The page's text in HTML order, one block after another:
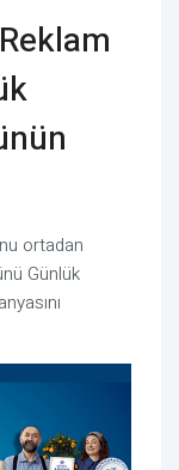
ortadan
Günlük